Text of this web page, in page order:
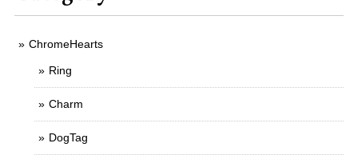
ChromeHearts
Ring
Charm
DogTag